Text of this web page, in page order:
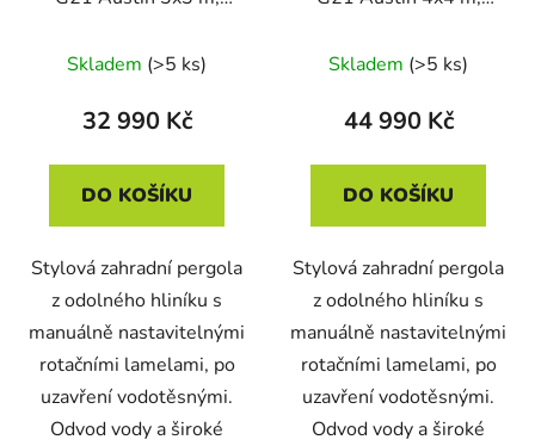
Skladem (>5 ks)
32 990 Kč
DO KOŠÍKU
Stylová zahradní pergola
z odolného hliníku s
manuálně nastavitelnými
rotačními lamelami, po
uzavření vodotěsnými.
Odvod vody a široké
Skladem (>5 ks)
44 990 Kč
DO KOŠÍKU
Stylová zahradní pergola
z odolného hliníku s
manuálně nastavitelnými
rotačními lamelami, po
uzavření vodotěsnými.
Odvod vody a široké